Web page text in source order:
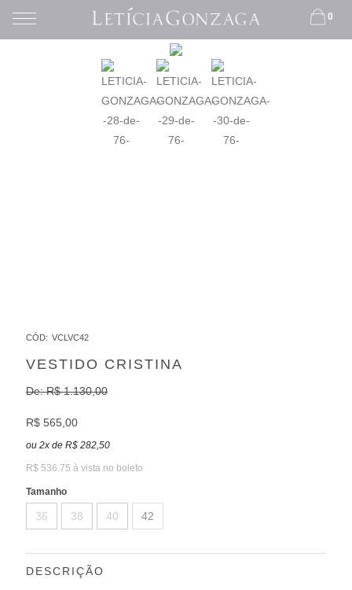
0
CÓD: VCLVC42
VESTIDO CRISTINA
De:R$ 1.130,00
R$ 565,00
ou 2xde R$ 282,50
R$ 536.75 à vista no boleto
Tamanho
36 38 40 42
DESCRIÇÃO